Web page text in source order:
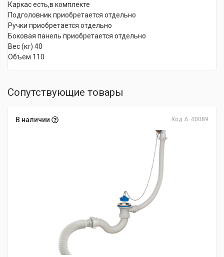
Каркас есть,в комплекте
Подголовник приобретается отдельно
Ручки приобретается отдельно
Боковая панель приобретается отдельно
Вес (кг) 40
Объем 110
Сопутствующие товары
В наличии Код А-40089